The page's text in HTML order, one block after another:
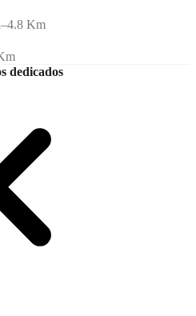
–4.8 Km
dedicados